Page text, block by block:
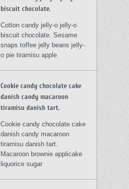
biscuit chocolate.
Cotton candy jelly-o jelly-o
biscuit chocolate. Sesame
snaps toffee jelly beans jelly-
o pie tiramisu apple
Cookie candy chocolate cake
danish candy macaroon
tiramisu danish tart.
Cookie candy chocolate cake
danish candy macaroon
tiramisu danish tart.
Macaroon brownie applicake
liquorice sugar